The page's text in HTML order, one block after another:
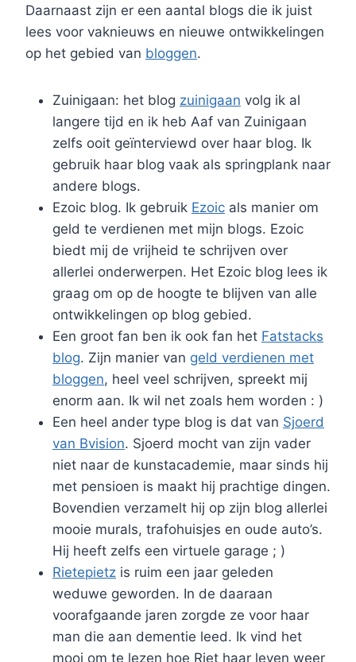
Daarnaast zijn er een aantal blogs die ik juist
lees voor vaknieuws en nieuwe ontwikkelingen
op het gebied van bloggen.
Zuinigaan: het blog zuinigaan volg ik al
langere tijd en ik heb Aaf van Zuinigaan
zelfs ooit geïnterviewd over haar blog. Ik
gebruik haar blog vaak als springplank naar
andere blogs.
Ezoic blog. Ik gebruik Ezoic als manier om
geld te verdienen met mijn blogs. Ezoic
biedt mij de vrijheid te schrijven over
allerlei onderwerpen. Het Ezoic blog lees ik
graag om op de hoogte te blijven van alle
ontwikkelingen op blog gebied.
Een groot fan ben ik ook fan het Fatstacks
blog. Zijn manier van geld verdienen met
bloggen, heel veel schrijven, spreekt mij
enorm aan. Ik wil net zoals hem worden : )
Een heel ander type blog is dat van Sjoerd
van Bvision. Sjoerd mocht van zijn vader
niet naar de kunstacademie, maar sinds hij
met pensioen is maakt hij prachtige dingen.
Bovendien verzamelt hij op zijn blog allerlei
mooie murals, trafohuisjes en oude auto’s.
Hij heeft zelfs een virtuele garage ; )
Rietepietz is ruim een jaar geleden
weduwe geworden. In de daaraan
voorafgaande jaren zorgde ze voor haar
man die aan dementie leed. Ik vind het
mooi om te lezen hoe Riet haar leven weer